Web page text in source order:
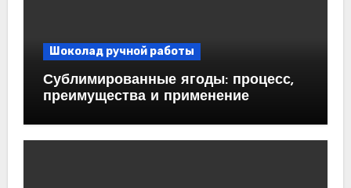
Шоколад ручной работы
Сублимированные ягоды: процесс,
преимущества и применение